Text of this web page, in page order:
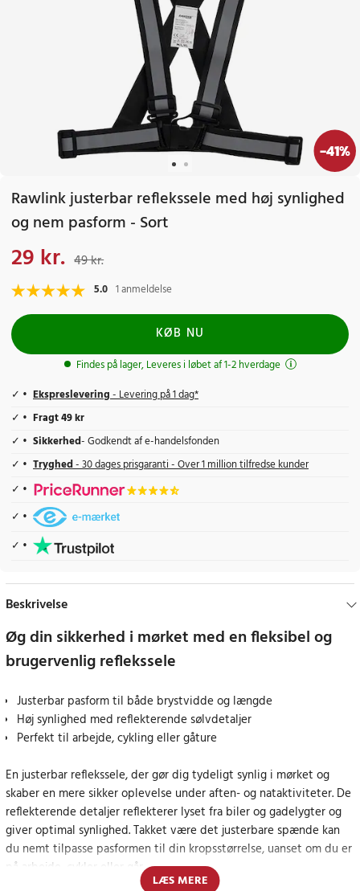
-41%
Rawlink justerbar reflekssele med høj synlighed
og nem pasform - Sort
Nuværende pris
29 kr. 49 kr.
5.0 1 anmeldelse
KØB NU
Findes på lager, Leveres i løbet af 1-2 hverdage
Ekspreslevering- Levering på 1 dag*
Fragt 49 kr
Sikkerhed- Godkendt af e-handelsfonden
Tryghed- 30 dages prisgaranti - Over 1 million tilfredse kunder
Beskrivelse
Øg din sikkerhed i mørket med en fleksibel og
brugervenlig reflekssele
Justerbar pasform til både brystvidde og længde
Høj synlighed med reflekterende sølvdetaljer
Perfekt til arbejde, cykling eller gåture
En justerbar reflekssele, der gør dig tydeligt synlig i mørket og
skaber en mere sikker oplevelse under aften- og nataktiviteter. De
reflekterende detaljer reflekterer lyset fra biler og gadelygter og
giver optimal synlighed. Takket være det justerbare spænde kan
du nemt tilpasse pasformen til din kropsstørrelse, uanset om du er
på arbejde, cykler eller går.
LÆS MERE